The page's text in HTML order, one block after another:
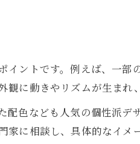
ルに最適な塗装の選び方
北欧の落ち着きある印象へ
ックで北欧風デザインを実現
ントです。例えば、一
に動きやリズムが生まれ
色なども人気の個性派
に相談し、具体的なイ